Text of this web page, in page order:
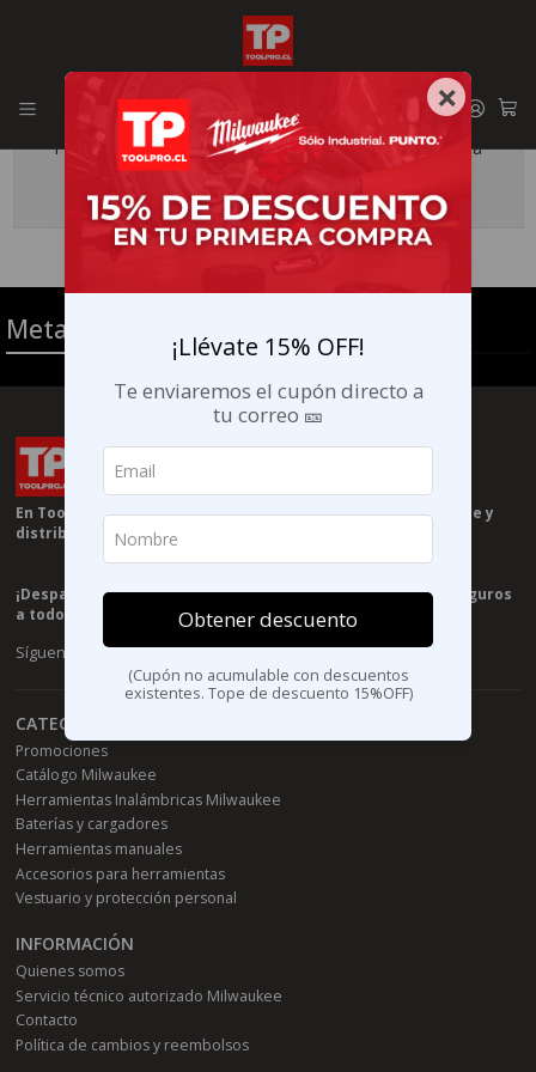
Envíos GRATIS en la RM por compras sobre $29.990
Todavía no hay productos disponibles aquí
Puedes probar a buscar en otras categorías o utilizar la
barra de búsqueda para encontrar otros productos.
Metalmecánica
En Toolpro.cl somos especilistas en herramientas Milwaukee y
distribuidores autorizados de la marca en chile 🧰🤝
¡Despachos el mismo día de tu compra! ¡Envíos rápidos y seguros
a todo Chile!
Síguenos
CATEGORÍAS
Promociones
Catálogo Milwaukee
Herramientas Inalámbricas Milwaukee
Baterías y cargadores
Herramientas manuales
Accesorios para herramientas
Vestuario y protección personal
INFORMACIÓN
Quienes somos
Servicio técnico autorizado Milwaukee
Contacto
Política de cambios y reembolsos
×
¡Llévate 15% OFF!
Te enviaremos el cupón directo a
tu correo 🎫
Obtener descuento
(Cupón no acumulable con descuentos
existentes. Tope de descuento 15%OFF)